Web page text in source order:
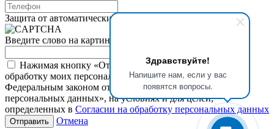
Здравствуйте!
Напишите нам, если у вас
появятся вопросы.
Защита от автоматических сообщений
Введите слово на картинке
Нажимая кнопку «Отправить», я даю свое согласие на
обработку моих персональных данных, в соответствии с
Федеральным законом от 27.07.2006 года №152-ФЗ «О
персональных данных», на условиях и для целей,
определенных в Согласии на обработку персональных данных
Отмена